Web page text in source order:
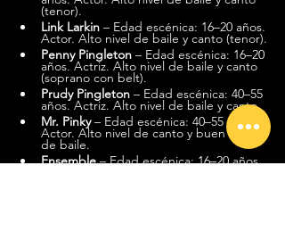
(tenor).
Link Larkin – Edad escénica: 16–20 años.
Actor. Alto nivel de baile y canto (tenor).
Penny Pingleton – Edad escénica: 16–20
años. Actriz. Alto nivel de baile y canto
(soprano con belt).
Prudy Pingleton – Edad escénica: 40–55
años. Actriz. Alto nivel de baile y canto.
Mr. Pinky – Edad escénica: 40–55 años.
Actor. Alto nivel de canto y buen nivel
de baile.
Ensemble – Edad escénica: 16–20 años.